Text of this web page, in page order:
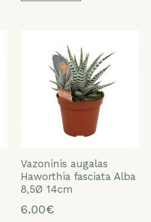
Vazoninis augalas
Haworthia fasciata Alba
8,5Ø 14cm
6.00€